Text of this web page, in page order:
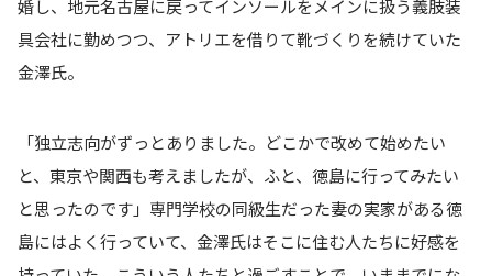
婚し、地元名古屋に戻ってインソールをメインに扱う義肢装
具会社に勤めつつ、アトリエを借りて靴づくりを続けていた
金澤氏。
「独立志向がずっとありました。どこかで改めて始めたい
と、東京や関西も考えましたが、ふと、徳島に行ってみたい
と思ったのです」専門学校の同級生だった妻の実家がある徳
島にはよく行っていて、金澤氏はそこに住む人たちに好感を